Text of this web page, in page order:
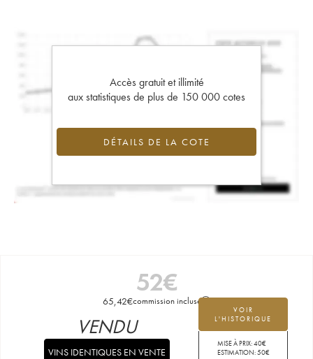
Accès gratuit et illimité
aux statistiques de plus de 150 000 cotes
DÉTAILS DE LA COTE
52€
65,42€commission incluse
VOIR
L'HISTORIQUE
MISE À PRIX:40€
ESTIMATION:50€
VENDU
VINS IDENTIQUES EN VENTE